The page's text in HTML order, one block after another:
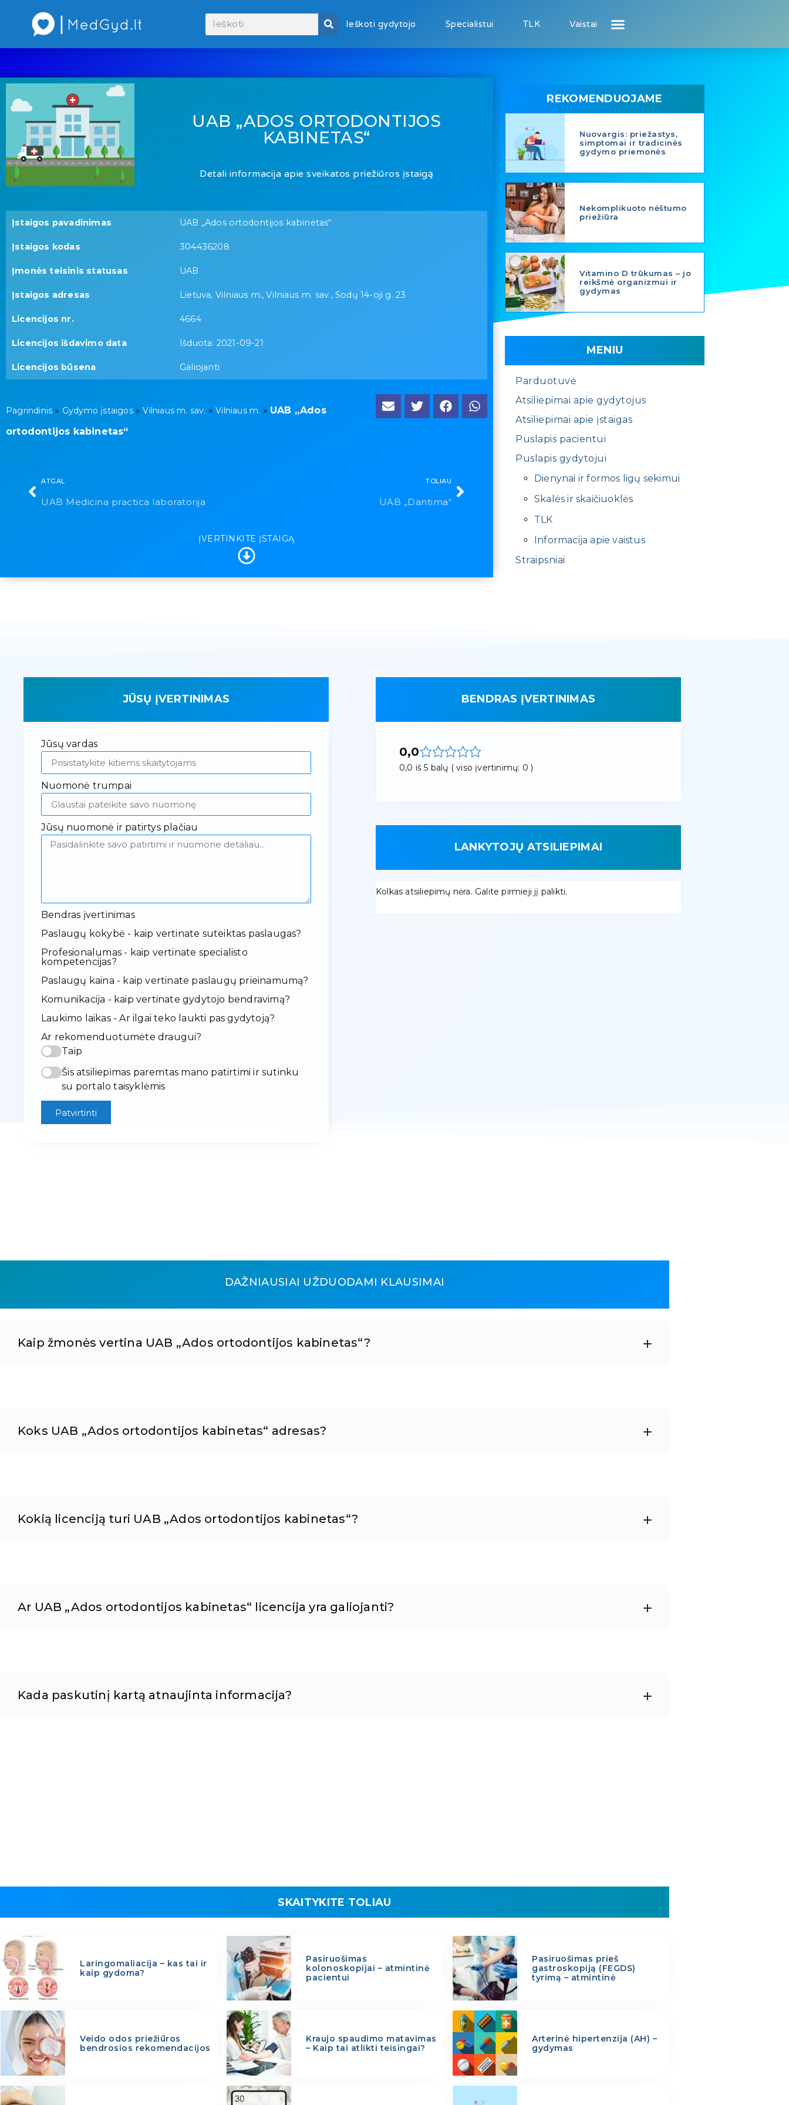
Ieškoti gydytojo Specialistui TLK Vaistai
UAB „ADOS ORTODONTIJOS
KABINETAS“
Detali informacija apie sveikatos priežiūros įstaigą
Įstaigos pavadinimas UAB „Ados ortodontijos kabinetas“
Įstaigos kodas 304436208
Įmonės teisinis statusas UAB
Įstaigos adresas Lietuva, Vilniaus m., Vilniaus m. sav., Sodų 14-oji g. 23
Licencijos nr. 4664
Licencijos išdavimo data Išduota: 2021-09-21
Licencijos būsena Galiojanti
Pagrindinis » Gydymo įstaigos»Vilniaus m. sav. »Vilniaus m. » UAB „Ados
ortodontijos kabinetas“
ATGAL
UAB Medicina practica laboratorija
TOLIAU
UAB „Dantima“
ĮVERTINKITE ĮSTAIGĄ
REKOMENDUOJAME
Nuovargis: priežastys,
simptomai ir tradicinės
gydymo priemonės
Nekomplikuoto nėštumo
priežiūra
Vitamino D trūkumas – jo
reikšmė organizmui ir
gydymas
MENIU
Parduotuvė
Atsiliepimai apie gydytojus
Atsiliepimai apie įstaigas
Puslapis pacientui
Puslapis gydytojui
Dienynai ir formos ligų sekimui
Skalės ir skaičiuoklės
TLK
Informacija apie vaistus
Straipsniai
JŪSŲ ĮVERTINIMAS
Jūsų vardas
Nuomonė trumpai
Jūsų nuomonė ir patirtys plačiau
Bendras įvertinimas
Paslaugų kokybė - kaip vertinate suteiktas paslaugas?
Profesionalumas - kaip vertinate specialisto
kompetencijas?
Paslaugų kaina - kaip vertinate paslaugų prieinamumą?
Komunikacija - kaip vertinate gydytojo bendravimą?
Laukimo laikas - Ar ilgai teko laukti pas gydytoją?
Ar rekomenduotumėte draugui?
Taip
Šis atsiliepimas paremtas mano patirtimi ir sutinku
su portalo taisyklėmis
Patvirtinti
BENDRAS ĮVERTINIMAS
0,0
0,0 iš 5 balų ( viso įvertinimų: 0 )
LANKYTOJŲ ATSILIEPIMAI
Kolkas atsiliepimų nėra. Galite pirmieji jį palikti.
DAŽNIAUSIAI UŽDUODAMI KLAUSIMAI
Kaip žmonės vertina UAB „Ados ortodontijos kabinetas“?
Koks UAB „Ados ortodontijos kabinetas“ adresas?
Kokią licenciją turi UAB „Ados ortodontijos kabinetas“?
Ar UAB „Ados ortodontijos kabinetas“ licencija yra galiojanti?
Kada paskutinį kartą atnaujinta informacija?
SKAITYKITE TOLIAU
Laringomaliacija – kas tai ir
kaip gydoma?
Pasiruošimas
kolonoskopijai – atmintinė
pacientui
Pasiruošimas prieš
gastroskopiją (FEGDS)
tyrimą – atmintinė
Veido odos priežiūros
bendrosios rekomendacijos
Kraujo spaudimo matavimas
– Kaip tai atlikti teisingai?
Arterinė hipertenzija (AH) –
gydymas